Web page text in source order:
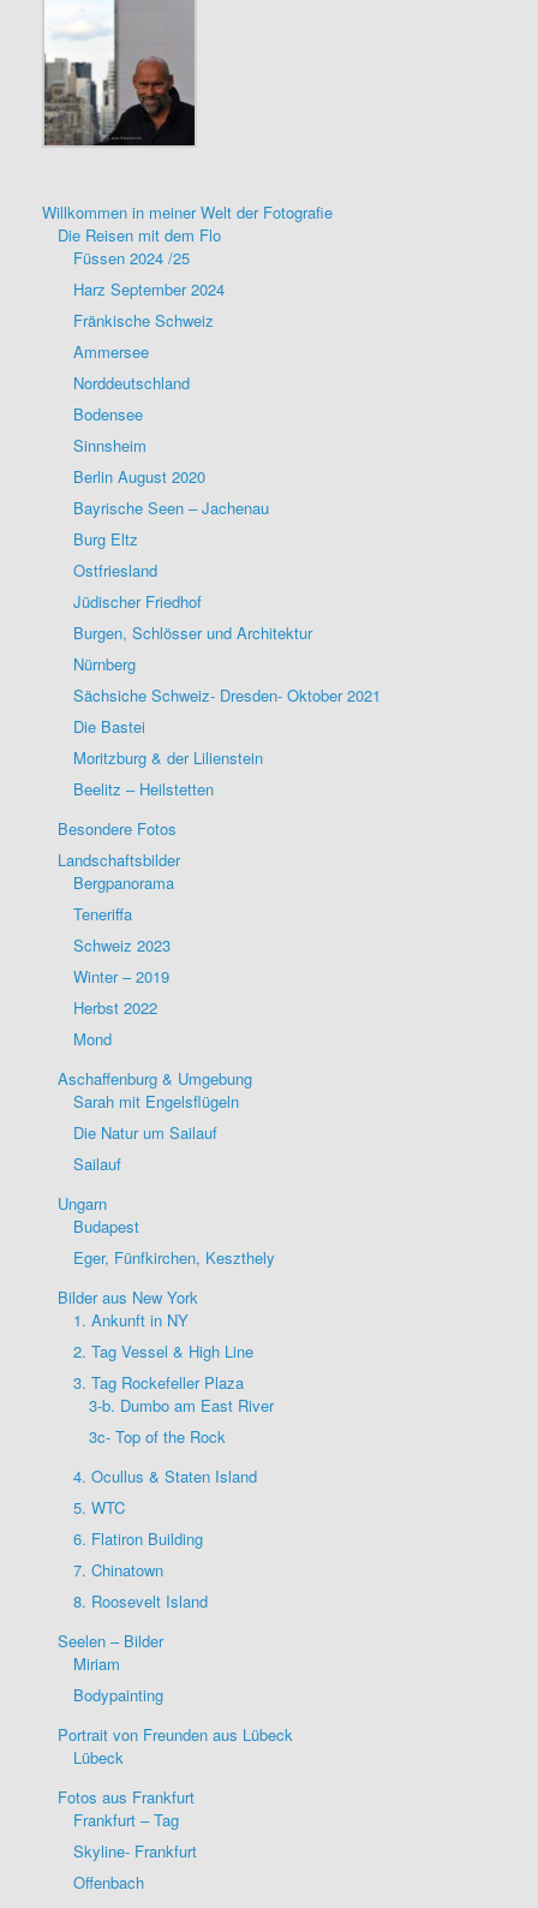
Willkommen in meiner Welt der Fotografie
Die Reisen mit dem Flo
Füssen 2024 /25
Harz September 2024
Fränkische Schweiz
Ammersee
Norddeutschland
Bodensee
Sinnsheim
Berlin August 2020
Bayrische Seen – Jachenau
Burg Eltz
Ostfriesland
Jüdischer Friedhof
Burgen, Schlösser und Architektur
Nürnberg
Sächsiche Schweiz- Dresden- Oktober 2021
Die Bastei
Moritzburg & der Lilienstein
Beelitz – Heilstetten
Besondere Fotos
Landschaftsbilder
Bergpanorama
Teneriffa
Schweiz 2023
Winter – 2019
Herbst 2022
Mond
Aschaffenburg & Umgebung
Sarah mit Engelsflügeln
Die Natur um Sailauf
Sailauf
Ungarn
Budapest
Eger, Fünfkirchen, Keszthely
Bilder aus New York
1. Ankunft in NY
2. Tag Vessel & High Line
3. Tag Rockefeller Plaza
3-b. Dumbo am East River
3c- Top of the Rock
4. Ocullus & Staten Island
5. WTC
6. Flatiron Building
7. Chinatown
8. Roosevelt Island
Seelen – Bilder
Miriam
Bodypainting
Portrait von Freunden aus Lübeck
Lübeck
Fotos aus Frankfurt
Frankfurt – Tag
Skyline- Frankfurt
Offenbach